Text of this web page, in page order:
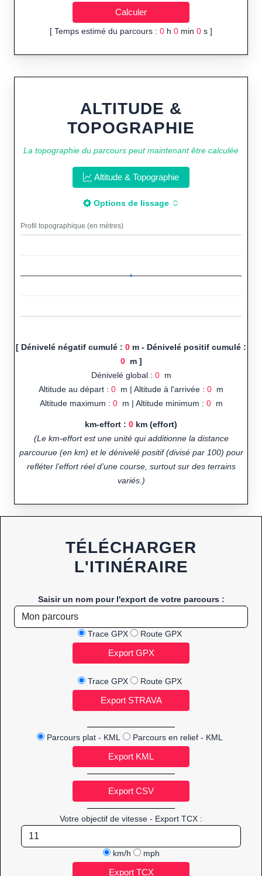
[ Temps estimé du parcours : 0 h 0 min 0 s ]
ALTITUDE &
TOPOGRAPHIE
La topographie du parcours peut maintenant être calculée
Altitude & Topographie
Options de lissage
Profil topographique (en mètres)
[ Dénivelé négatif cumulé : 0 m - Dénivelé positif cumulé :
0m ]
Dénivelé global : 0m
Altitude au départ : 0 m | Altitude à l'arrivée : 0 m
Altitude maximum : 0m | Altitude minimum : 0m
km-effort : 0 km (effort)
(Le km-effort est une unité qui additionne la distance
parcourue (en km) et le dénivelé positif (divisé par 100) pour
refléter l’effort réel d’une course, surtout sur des terrains
variés.)
TÉLÉCHARGER
L'ITINÉRAIRE
Saisir un nom pour l'export de votre parcours :
Trace GPX Route GPX
Trace GPX Route GPX
Parcours plat - KML Parcours en relief - KML
Votre objectif de vitesse - Export TCX :
km/h mph